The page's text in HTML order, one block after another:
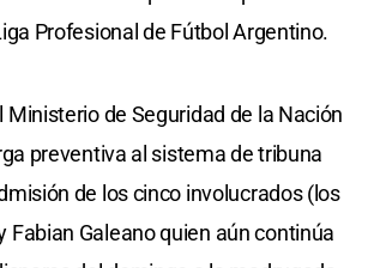
Profesional de Fútbol Argentino.
Ministerio de Seguridad de la Nación
preventiva al sistema de tribuna
de los cinco involucrados (los
Fabian Galeano quien aún continúa